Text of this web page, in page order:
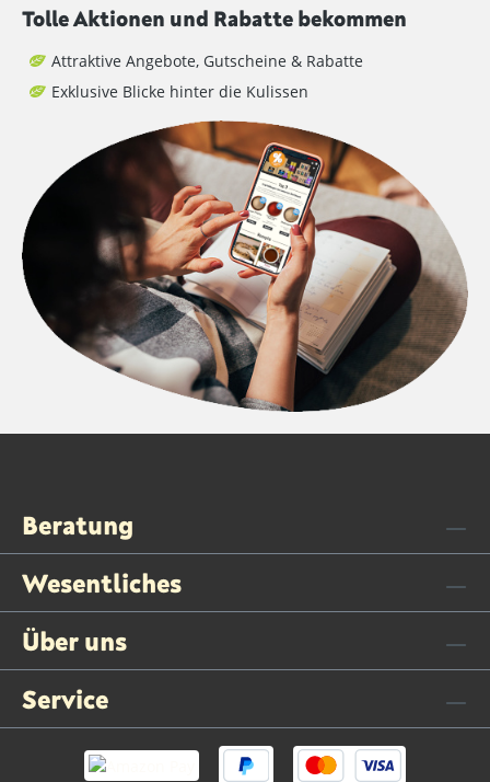
Tolle Aktionen und Rabatte bekommen
Attraktive Angebote, Gutscheine & Rabatte
Exklusive Blicke hinter die Kulissen
Beratung
Wesentliches
Über uns
Service